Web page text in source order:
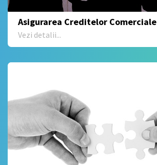
Asigurarea Creditelor Comerciale
Vezi detalii...